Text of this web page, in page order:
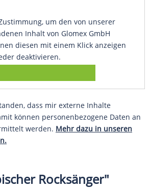
um den von unserer
Inhalt von Glomex GmbH
diesen mit einem Klick anzeigen
deaktivieren.
dass mir externe Inhalte
können personenbezogene Daten an
werden. Mehr dazu in unseren
Rocksänger"